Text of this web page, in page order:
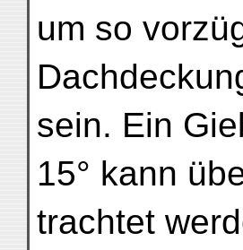
um so
sein. Ein
15° kann
trachtet